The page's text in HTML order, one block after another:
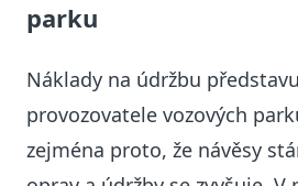
parku
Náklady na údržbu
provozovatele vozových
zejména proto, že návěsy